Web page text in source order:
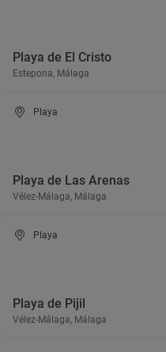
Playa de El Cristo
Estepona, Málaga
Playa
Playa de Las Arenas
Vélez-Málaga, Málaga
Playa
Playa de Pijil
Vélez-Málaga, Málaga